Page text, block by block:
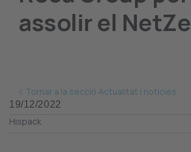
assolir el
Tornar a la secció Actualitat i notícies
19/12/2022
Hispack